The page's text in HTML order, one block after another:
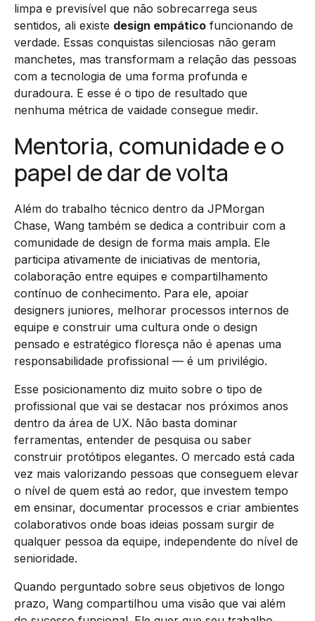
limpa e previsível que não sobrecarrega seus
sentidos, ali existe design empático funcionando de
verdade. Essas conquistas silenciosas não geram
manchetes, mas transformam a relação das pessoas
com a tecnologia de uma forma profunda e
duradoura. E esse é o tipo de resultado que
nenhuma métrica de vaidade consegue medir.
Mentoria, comunidade e o
papel de dar de volta
Além do trabalho técnico dentro da JPMorgan
Chase, Wang também se dedica a contribuir com a
comunidade de design de forma mais ampla. Ele
participa ativamente de iniciativas de mentoria,
colaboração entre equipes e compartilhamento
contínuo de conhecimento. Para ele, apoiar
designers juniores, melhorar processos internos de
equipe e construir uma cultura onde o design
pensado e estratégico floresça não é apenas uma
responsabilidade profissional — é um privilégio.
Esse posicionamento diz muito sobre o tipo de
profissional que vai se destacar nos próximos anos
dentro da área de UX. Não basta dominar
ferramentas, entender de pesquisa ou saber
construir protótipos elegantes. O mercado está cada
vez mais valorizando pessoas que conseguem elevar
o nível de quem está ao redor, que investem tempo
em ensinar, documentar processos e criar ambientes
colaborativos onde boas ideias possam surgir de
qualquer pessoa da equipe, independente do nível de
senioridade.
Quando perguntado sobre seus objetivos de longo
prazo, Wang compartilhou uma visão que vai além